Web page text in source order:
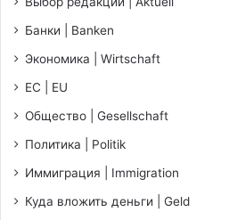
Банки | Banken
Экономика | Wirtschaft
ЕС | EU
Общество | Gesellschaft
Политика | Politik
Иммиграция | Immigration
Куда вложить деньги | Geld